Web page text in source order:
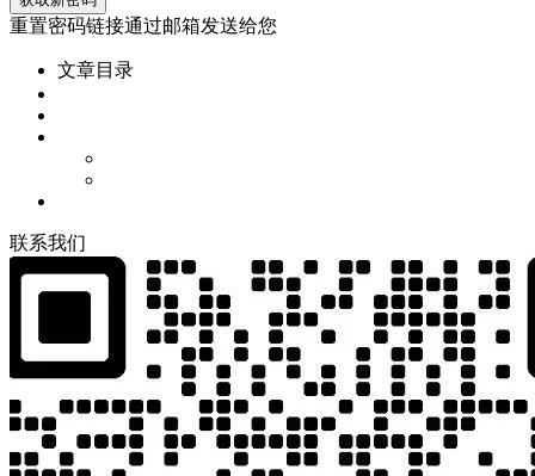
重置密码链接通过邮箱发送给您
文章目录
联系我们